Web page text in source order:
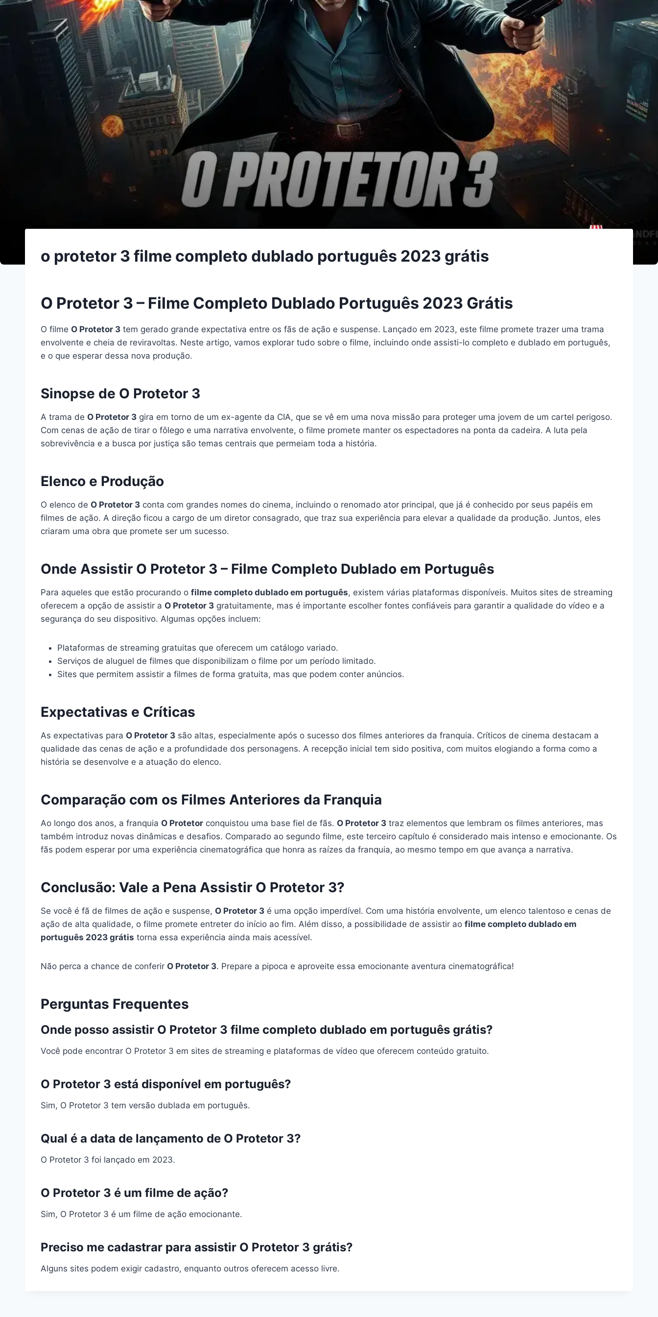
o protetor 3 filme completo dublado português 2023 grátis
O Protetor 3 – Filme Completo Dublado Português 2023 Grátis
O filme O Protetor 3 tem gerado grande expectativa entre os fãs de ação e suspense. Lançado em 2023, este filme promete trazer uma trama
envolvente e cheia de reviravoltas. Neste artigo, vamos explorar tudo sobre o filme, incluindo onde assisti-lo completo e dublado em português,
e o que esperar dessa nova produção.
Sinopse de O Protetor 3
A trama de O Protetor 3 gira em torno de um ex-agente da CIA, que se vê em uma nova missão para proteger uma jovem de um cartel perigoso.
Com cenas de ação de tirar o fôlego e uma narrativa envolvente, o filme promete manter os espectadores na ponta da cadeira. A luta pela
sobrevivência e a busca por justiça são temas centrais que permeiam toda a história.
Elenco e Produção
O elenco de O Protetor 3 conta com grandes nomes do cinema, incluindo o renomado ator principal, que já é conhecido por seus papéis em
filmes de ação. A direção ficou a cargo de um diretor consagrado, que traz sua experiência para elevar a qualidade da produção. Juntos, eles
criaram uma obra que promete ser um sucesso.
Onde Assistir O Protetor 3 – Filme Completo Dublado em Português
Para aqueles que estão procurando o filme completo dublado em português, existem várias plataformas disponíveis. Muitos sites de streaming
oferecem a opção de assistir a O Protetor 3 gratuitamente, mas é importante escolher fontes confiáveis para garantir a qualidade do vídeo e a
segurança do seu dispositivo. Algumas opções incluem:
Plataformas de streaming gratuitas que oferecem um catálogo variado.
Serviços de aluguel de filmes que disponibilizam o filme por um período limitado.
Sites que permitem assistir a filmes de forma gratuita, mas que podem conter anúncios.
Expectativas e Críticas
As expectativas para O Protetor 3 são altas, especialmente após o sucesso dos filmes anteriores da franquia. Críticos de cinema destacam a
qualidade das cenas de ação e a profundidade dos personagens. A recepção inicial tem sido positiva, com muitos elogiando a forma como a
história se desenvolve e a atuação do elenco.
Comparação com os Filmes Anteriores da Franquia
Ao longo dos anos, a franquia O Protetor conquistou uma base fiel de fãs. O Protetor 3 traz elementos que lembram os filmes anteriores, mas
também introduz novas dinâmicas e desafios. Comparado ao segundo filme, este terceiro capítulo é considerado mais intenso e emocionante. Os
fãs podem esperar por uma experiência cinematográfica que honra as raízes da franquia, ao mesmo tempo em que avança a narrativa.
Conclusão: Vale a Pena Assistir O Protetor 3?
Se você é fã de filmes de ação e suspense, O Protetor 3 é uma opção imperdível. Com uma história envolvente, um elenco talentoso e cenas de
ação de alta qualidade, o filme promete entreter do início ao fim. Além disso, a possibilidade de assistir ao filme completo dublado em
português 2023 grátis torna essa experiência ainda mais acessível.
Não perca a chance de conferir O Protetor 3. Prepare a pipoca e aproveite essa emocionante aventura cinematográfica!
Perguntas Frequentes
Onde posso assistir O Protetor 3 filme completo dublado em português grátis?
Você pode encontrar O Protetor 3 em sites de streaming e plataformas de vídeo que oferecem conteúdo gratuito.
O Protetor 3 está disponível em português?
Sim, O Protetor 3 tem versão dublada em português.
Qual é a data de lançamento de O Protetor 3?
O Protetor 3 foi lançado em 2023.
O Protetor 3 é um filme de ação?
Sim, O Protetor 3 é um filme de ação emocionante.
Preciso me cadastrar para assistir O Protetor 3 grátis?
Alguns sites podem exigir cadastro, enquanto outros oferecem acesso livre.